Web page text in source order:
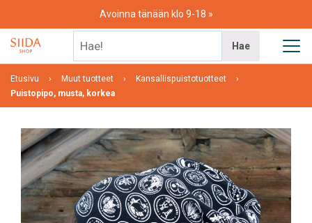
content
Avoinna tänään klo 9-18
Hae
Etusivu Muut tuotteet
Kansallispuistotuotteet
Puistopipo, musta, korkea